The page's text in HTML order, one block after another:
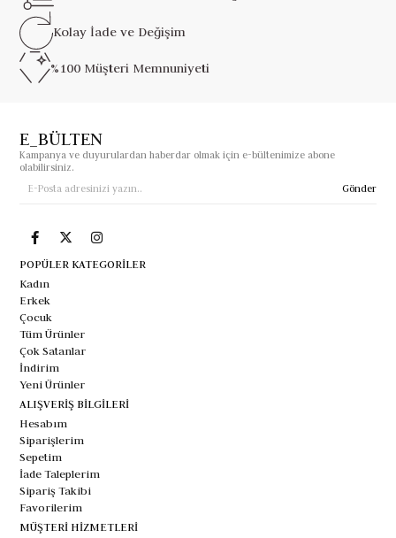
Kolay İade ve Değişim
%100 Müşteri Memnuniyeti
E_BÜLTEN
Kampanya ve duyurulardan haberdar olmak için e-bültenimize abone
olabilirsiniz.
Gönder
POPÜLER KATEGORİLER
Kadın
Erkek
Çocuk
Tüm Ürünler
Çok Satanlar
İndirim
Yeni Ürünler
ALIŞVERİŞ BİLGİLERİ
Hesabım
Siparişlerim
Sepetim
İade Taleplerim
Sipariş Takibi
Favorilerim
MÜŞTERİ HİZMETLERİ